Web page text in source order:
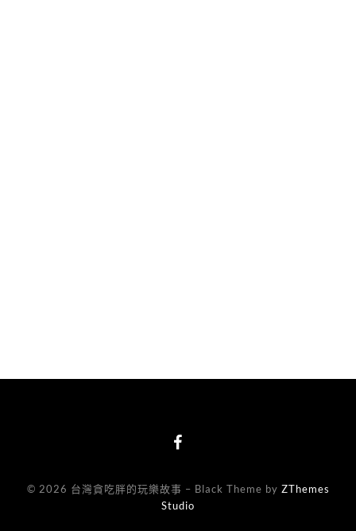
© 2026 台灣貪吃胖的玩樂故事 – Black Theme by ZThemes
Studio